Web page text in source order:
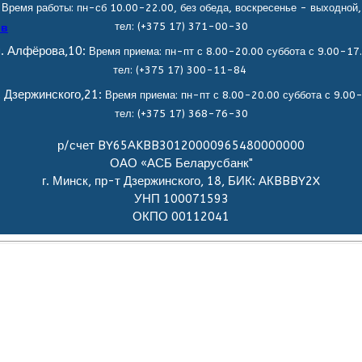
Время работы: пн-сб 10.00-22.00, без обеда, воскресенье - выходной,
тел: (+375 17) 371-00-30
Алфёрова,10: Время приема: пн-пт с 8.00-20.00 суббота с 9.00-
тел: (+375 17) 300-11-84
Время приема: пн-пт с 8.00-20.00 суббота с
тел: (+375 17) 368-76-30
р/счет BY65AKBB30120000965480000000
ОАО «АСБ Беларусбанк"
г. Минск, пр-т Дзержинского, 18, БИК: АКBBBY2X
УНП 100071593
ОКПО 00112041